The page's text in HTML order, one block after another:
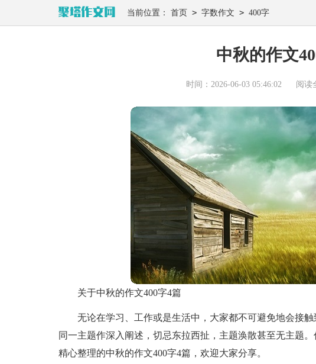
当前位置： 首页 > 字数作文 > 400字
中秋的作文
时间：2026-06-03 05:46:02 阅读
关于中秋的作文400字4篇
无论在学习、工作或是生活中，大家都不可避免地会接
同一主题作深入阐述，切忌东拉西扯，主题涣散甚至无主题
精心整理的中秋的作文400字4篇，欢迎大家分享。